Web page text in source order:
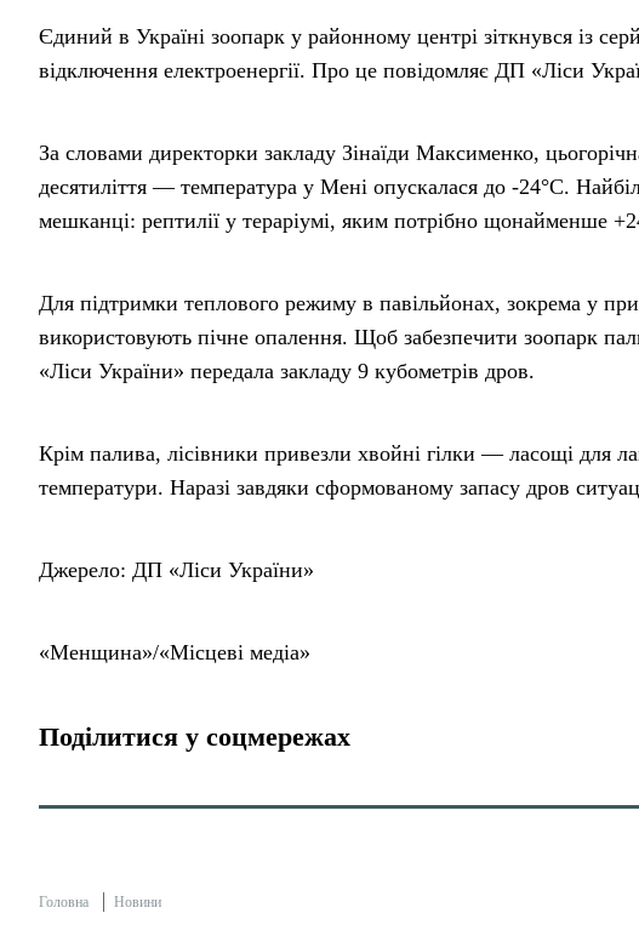
Єдиний в Україні зоопарк у районному центрі зіткнувся із
відключення електроенергії. Про це повідомляє ДП «Ліси
За словами директорки закладу Зінаїди Максименко,
десятиліття — температура у Мені опускалася до -24°C.
мешканці: рептилії у тераріумі, яким потрібно щонайменше
Для підтримки теплового режиму в павільйонах, зокрема у
використовують пічне опалення. Щоб забезпечити зоопарк
«Ліси України» передала закладу 9 кубометрів дров.
Крім палива, лісівники привезли хвойні гілки — ласощі для
температури. Наразі завдяки сформованому запасу дров
Джерело: ДП «Ліси України»
«Менщина»/«Місцеві медіа»
Поділитися у соцмережах
Головна Новини